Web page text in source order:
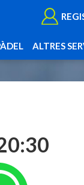
ALTRES